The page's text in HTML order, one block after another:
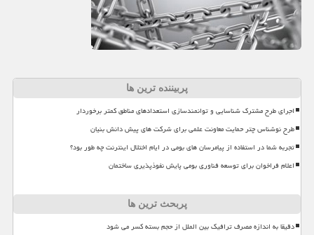
پربیننده ترین ها
اجرای طرح مشترک شناسایی و توانمندسازی استعدادهای مناطق کمتر برخوردار
طرح نوشناس چتر حمایت معاونت علمی برای شرکت های پیش دانش بنیان
تجربه شما در استفاده از پیامرسان های بومی در ایام اختلال اینترنت چه طور بود؟
اعلام فراخوان برای توسعه فناوری بومی پایش نفوذپذیری ساختمان
پربحث ترین ها
دقیقا به اندازه مصرف ترافیک بین الملل از حجم بسته کسر می شود